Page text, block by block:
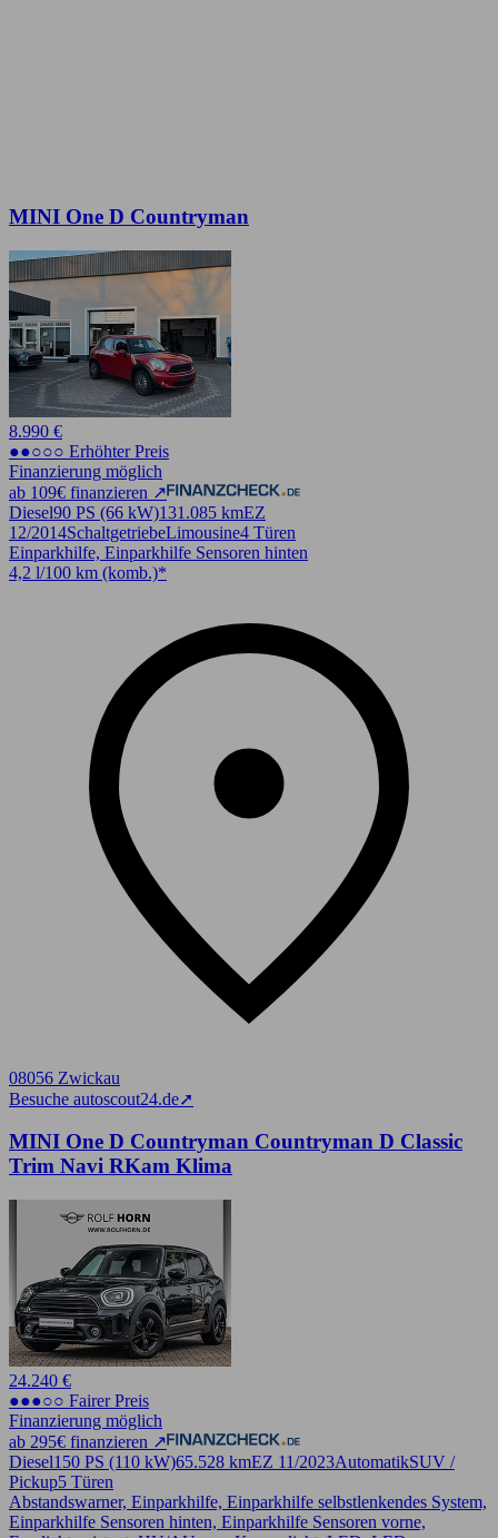
MINI One D Countryman
8.990 €
●●○○○ Erhöhter Preis
Finanzierung möglich
ab 109€ finanzieren ↗
Diesel90 PS (66 kW)131.085 kmEZ
12/2014SchaltgetriebeLimousine4 Türen
Einparkhilfe, Einparkhilfe Sensoren hinten
4,2 l/100 km (komb.)*
08056 Zwickau
Besuche autoscout24.de➚
MINI One D Countryman Countryman D Classic
Trim Navi RKam Klima
24.240 €
●●●○○ Fairer Preis
Finanzierung möglich
ab 295€ finanzieren ↗
Diesel150 PS (110 kW)65.528 kmEZ 11/2023AutomatikSUV /
Pickup5 Türen
Abstandswarner, Einparkhilfe, Einparkhilfe selbstlenkendes System,
Einparkhilfe Sensoren hinten, Einparkhilfe Sensoren vorne,